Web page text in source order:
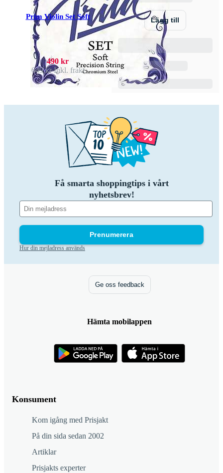
Prim Violin Set Soft
490 kr
649 krInkl. frakt
Lägg till
Få smarta shoppingtips i vårt
nyhetsbrev!
Prenumerera
Hur din mejladress används
Konsument
Kom igång med Prisjakt
På din sida sedan 2002
Artiklar
Prisjakts experter
Ge oss feedback
Hämta mobilappen